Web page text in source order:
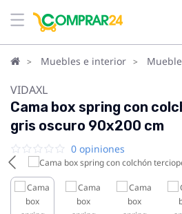
Muebles e interior
VIDAXL
Cama box spring con
gris oscuro 90x200 cm
0 opiniones